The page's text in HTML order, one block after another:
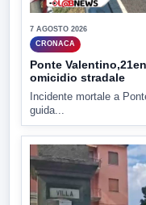
7 AGOSTO 2026
CRONACA
Ponte
omicidio stradale
Incidente mortale a
guida...